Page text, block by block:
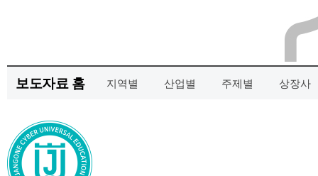
보도자료 홈 지역별 산업별 주제별 상장사